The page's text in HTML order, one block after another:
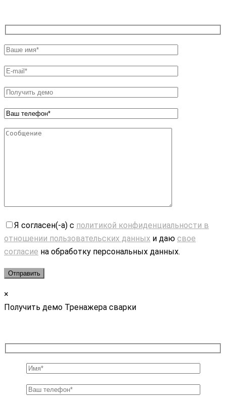
Я согласен(-а) с политикой конфиденциальности в
отношении пользовательских данных и даю свое
согласие на обработку персональных данных.
×
Получить демо Тренажера сварки